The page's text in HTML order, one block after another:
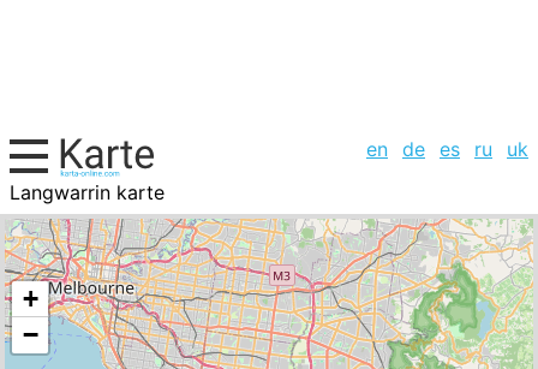
en de es ru
uk
Langwarrin karte
Australien, Städte-Liste
+
−